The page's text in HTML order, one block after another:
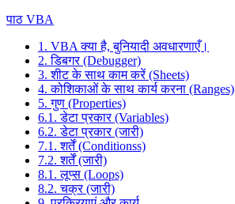
पाठ VBA
1. VBA क्या है, बुनियादी अवधारणाएँ।
2. डिबगर (Debugger)
3. शीट के साथ काम करें (Sheets)
4. कोशिकाओं के साथ कार्य करना (Ranges)
5. गुण (Properties)
6.1. डेटा प्रकार (Variables)
6.2. डेटा प्रकार (जारी)
7.1. शर्तें (Conditionss)
7.2. शर्तें (जारी)
8.1. लूप्स (Loops)
8.2. चक्र (जारी)